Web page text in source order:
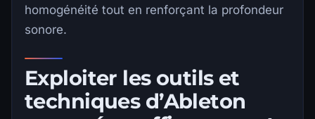
homogénéité tout en renforçant la profondeur
sonore.
Exploiter les outils et
techniques d’Ableton